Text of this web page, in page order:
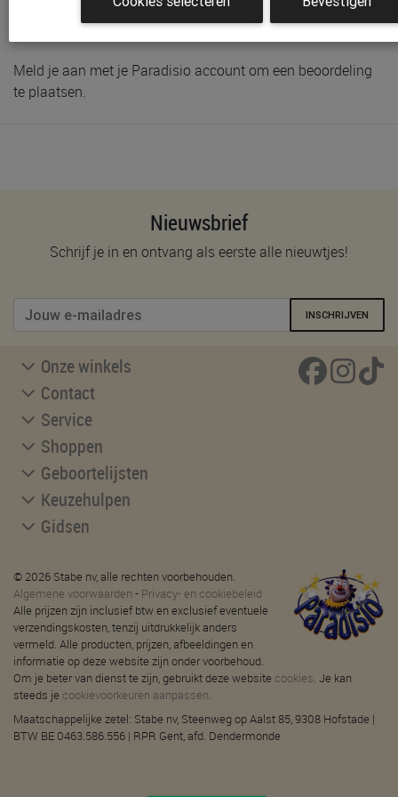
Schrijf de eerste beoordeling
Meld je aan met je Paradisio account om een beoordeling
te plaatsen.
Nieuwsbrief
Schrijf je in en ontvang als eerste alle nieuwtjes!
INSCHRIJVEN
Onze winkels
Contact
Service
Shoppen
Geboortelijsten
Keuzehulpen
Gidsen
© 2026 Stabe nv, alle rechten voorbehouden.
Algemene voorwaarden - Privacy- en cookiebeleid
Alle prijzen zijn inclusief btw en exclusief eventuele
verzendingskosten, tenzij uitdrukkelijk anders
vermeld. Alle producten, prijzen, afbeeldingen en
informatie op deze website zijn onder voorbehoud.
Om je beter van dienst te zijn, gebruikt deze website cookies. Je kan
steeds je cookievoorkeuren aanpassen.
Maatschappelijke zetel: Stabe nv, Steenweg op Aalst 85, 9308 Hofstade |
BTW BE 0463.586.556 | RPR Gent, afd. Dendermonde